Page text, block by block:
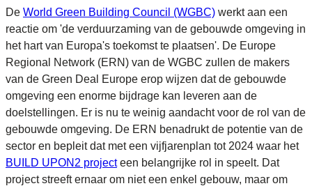
De World Green Building Council (WGBC) werkt aan een
reactie om 'de verduurzaming van de gebouwde omgeving in
het hart van Europa's toekomst te plaatsen'. De Europe
Regional Network (ERN) van de WGBC zullen de makers
van de Green Deal Europe erop wijzen dat de gebouwde
omgeving een enorme bijdrage kan leveren aan de
doelstellingen. Er is nu te weinig aandacht voor de rol van de
gebouwde omgeving. De ERN benadrukt de potentie van de
sector en bepleit dat met een vijfjarenplan tot 2024 waar het
BUILD UPON2 projecteen belangrijke rol in speelt. Dat
project streeft ernaar om niet een enkel gebouw, maar om